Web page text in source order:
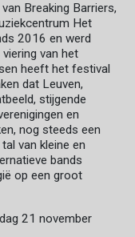
Breaking Barriers,
Het
2016 en werd
van het
heeft het festival
dat Leuven,
stijgende
en
nog steeds een
van kleine en
bands
op een groot
21 november